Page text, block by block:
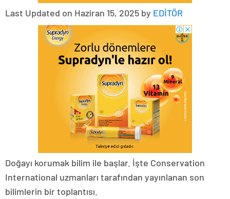
Last Updated on Haziran 15, 2025 by EDİTÖR
Doğayı korumak bilim ile başlar. İşte Conservation
International uzmanları tarafından yayınlanan son
bilimlerin bir toplantısı.